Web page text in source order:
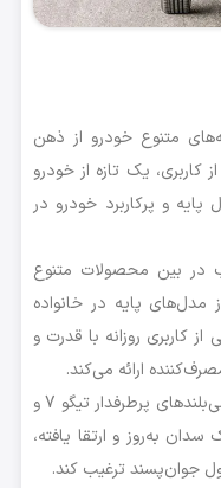
متنوع خودرو از ذهن
کاربری، یک تازه از خودرو
و پرکاربرد خودرو در
در بین محصولات متنوع
پایه در خانواده
کاربری روزانه با قدرت و
ارائه می‌کند.
فونیکس آریزو 6 پرو تقریبا همزمان با شاسی‌بلندهای پرطرفدار تیگو 7 و
سدان به‌روز و ارتقا یافته،
جوان‌پسند ترغیب کند.